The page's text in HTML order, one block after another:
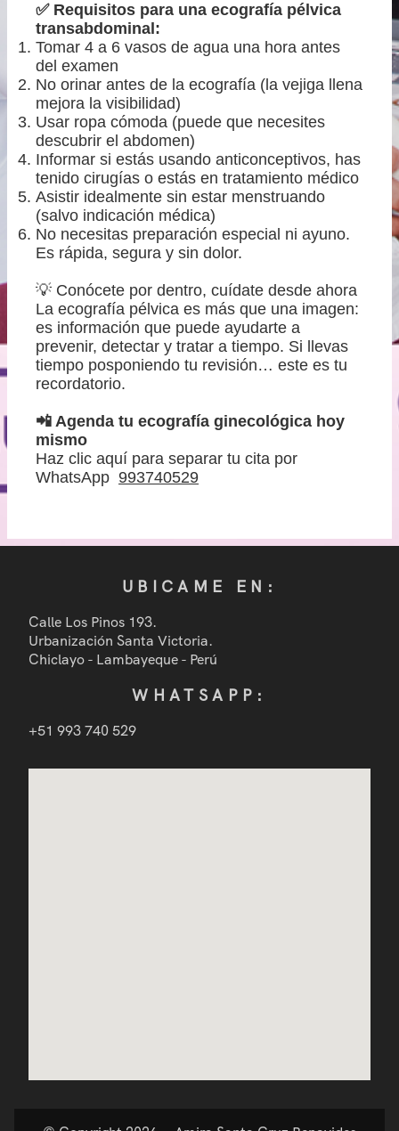
Prevencion Oncológica
Métodos Anticonceptivos
Productos
Blog
Eventos
Contáctame
✅ Requisitos para una ecografía pélvica
transabdominal:
Tomar 4 a 6 vasos de agua una hora antes
del examen
No orinar antes de la ecografía (la vejiga llena
mejora la visibilidad)
Usar ropa cómoda (puede que necesites
descubrir el abdomen)
Informar si estás usando anticonceptivos, has
tenido cirugías o estás en tratamiento médico
Asistir idealmente sin estar menstruando
(salvo indicación médica)
No necesitas preparación especial ni ayuno.
Es rápida, segura y sin dolor.
💡 Conócete por dentro, cuídate desde ahora
La ecografía pélvica es más que una imagen:
es información que puede ayudarte a
prevenir, detectar y tratar a tiempo. Si llevas
tiempo posponiendo tu revisión… este es tu
recordatorio.
📲 Agenda tu ecografía ginecológica hoy
mismo
Haz clic aquí para separar tu cita por
WhatsApp 993740529
UBICAME EN:
Calle Los Pinos 193.
Urbanización Santa Victoria.
Chiclayo - Lambayeque - Perú
WHATSAPP:
+51 993 740 529